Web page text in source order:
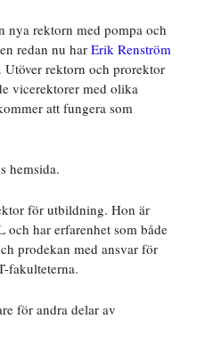
nya rektorn med pompa och
redan nu harErik Renström
Utöver rektorn och prorektor
vicerektorer med olika
att fungera som
hemsida.
för utbildning. Hon är
och har erfarenhet som både
prodekan med ansvar för
fakulteterna.
för andra delar av